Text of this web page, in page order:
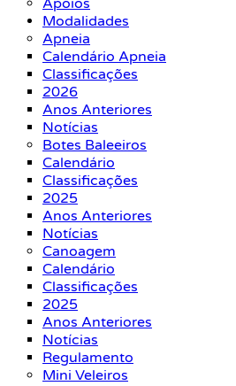
Apoios
Modalidades
Apneia
Calendário Apneia
Classificações
2026
Anos Anteriores
Notícias
Botes Baleeiros
Calendário
Classificações
2025
Anos Anteriores
Notícias
Canoagem
Calendário
Classificações
2025
Anos Anteriores
Notícias
Regulamento
Mini Veleiros